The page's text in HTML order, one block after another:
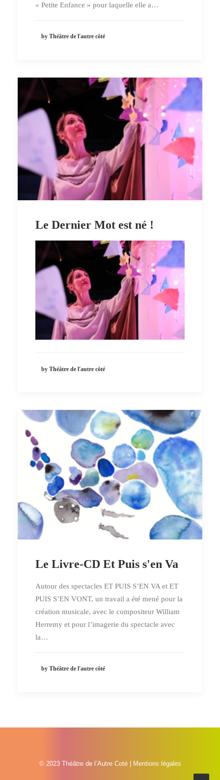
« Petite Enfance » pour laquelle elle a…
by Théâtre de l'autre côté
Le Dernier Mot est né !
by Théâtre de l'autre côté
Le Livre-CD Et Puis s'en Va
Autour des spectacles ET PUIS S’EN VA et ET
PUIS S’EN VONT, un travail a été mené pour la
création musicale, avec le compositeur William
Herremy et pour l’imagerie du spectacle avec
la…
by Théâtre de l'autre côté
© 2023 Théâtre de l’Autre Coté | Mentions légales